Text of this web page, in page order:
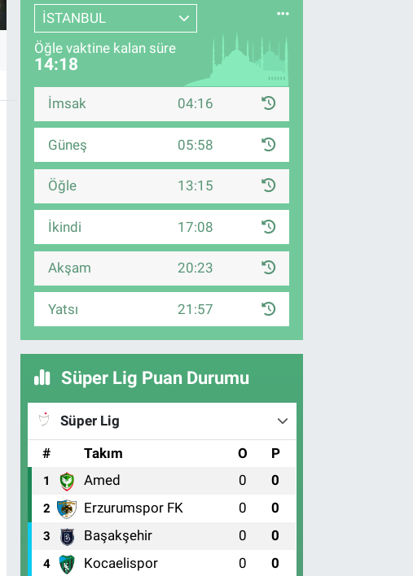
İSTANBUL
Öğle vaktine kalan süre
14:17
İmsak 04:16
Güneş 05:58
Öğle 13:15
İkindi 17:08
Akşam 20:23
Yatsı 21:57
Süper Lig Puan Durumu
Süper Lig
#
Takım O P
1 Amed 0 0
2 Erzurumspor FK 0 0
3 Başakşehir 0 0
4 Kocaelispor 0 0